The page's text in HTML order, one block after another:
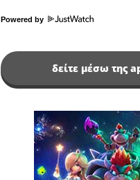
Powered by
δείτε μέσω της